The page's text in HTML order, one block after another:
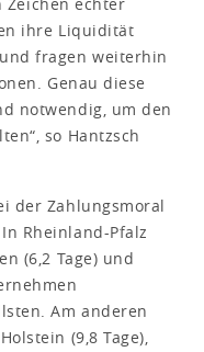
Zeichen echter
ihre Liquidität
fragen weiterhin
Genau diese
notwendig, um den
so Hantzsch
der Zahlungsmoral
Rheinland-Pfalz
(6,2 Tage) und
Am anderen
(9,8 Tage),